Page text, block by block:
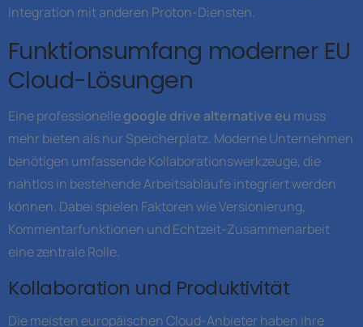
Integration mit anderen Proton-Diensten.
Funktionsumfang moderner EU
Cloud-Lösungen
Eine professionellegoogle drive alternative eu muss
mehr bieten als nur Speicherplatz. Moderne Unternehmen
benötigen umfassende Kollaborationswerkzeuge, die
nahtlos in bestehende Arbeitsabläufe integriert werden
können. Dabei spielen Faktoren wie Versionierung,
Kommentarfunktionen und Echtzeit-Zusammenarbeit
eine zentrale Rolle.
Kollaboration und Produktivität
Die meisten europäischen Cloud-Anbieter haben ihre